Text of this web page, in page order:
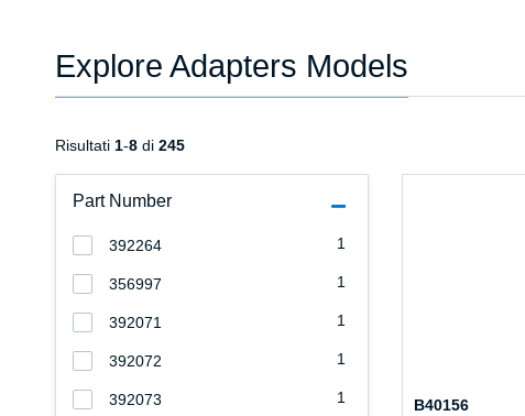
Explore Adapters Models
Part Number
1
392264
1
356997
1
392071
1
392072
1
392073
Risultati 1-8 di 245
B40156